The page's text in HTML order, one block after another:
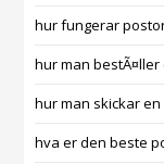
hur fungerar
hur man
hur man skickar
hva er den beste